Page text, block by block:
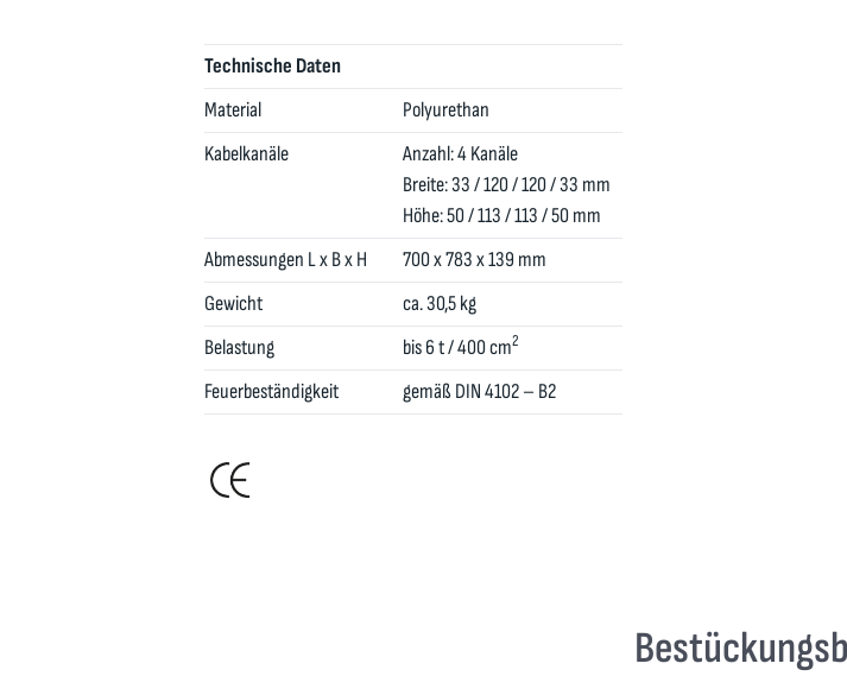
Technische Daten
Material
Polyurethan
Kabelkanäle
Anzahl: 4 Kanäle
Breite: 33 / 120 / 120 / 33 mm
Höhe: 50 / 113 / 113 / 50 mm
Abmessungen L x B x H
700 x 783 x 139 mm
Gewicht
ca. 30,5 kg
Belastung
bis 6 t / 400 cm2
Feuerbeständigkeit gemäß DIN 4102 – B2